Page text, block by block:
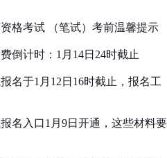
格考试 （笔试）考前温馨提示
倒计时：1月14日24时截止
名于1月12日16时截止，报名工
名入口1月9日开通，这些材料要